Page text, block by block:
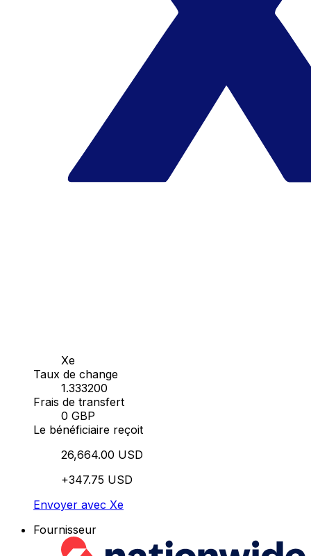
Xe
Taux de change
1.333200
Frais de transfert
0 GBP
Le bénéficiaire reçoit
26,664.00 USD
+347.75 USD
Envoyer avec Xe
Fournisseur